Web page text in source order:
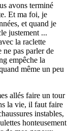
avons terminé
Et ma foi, je
et quand je
justement ...
la raclette
pas parler de
empêche la
même un peu
allés faire un tour
la vie, il faut faire
instables,
honteusement